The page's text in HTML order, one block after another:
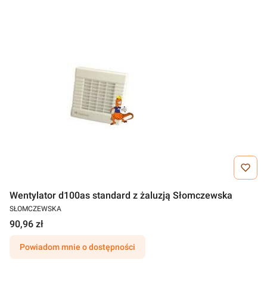
Wentylator d100as standard z żaluzją Słomczewska
SŁOMCZEWSKA
90,96 zł
Powiadom mnie o dostępności